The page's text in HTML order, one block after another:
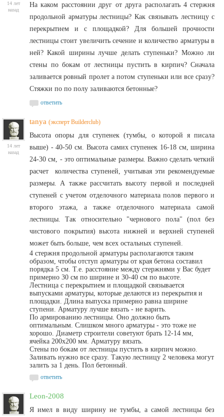
14 лет
назад
На каком расстоянии друг от друга располагать 4 стержня
продольной арматуры лестницы? Как связывать лестницу с
перекрытием и с площадкой? Для большей прочности
лестницы стоит увеличить сечение и количество арматуры в
ней? Какой ширины лучше делать ступеньки? Можно ли
стены по бокам от лестницы пустить в кирпич? Сначала
заливается ровный пролет а потом ступеньки или все сразу?
Стяжки по по полу заливаются бетонные?
ответить
14 лет
назад
tanya (эксперт Builderclub)
Высота опоры для ступенек (тумбы, о которой я писала
выше) - 40-50 см. Высота самих ступенек 16-18 см, ширина
24-30 см, - это оптимальные размеры. Важно сделать четкий
расчет количества ступеней, учитывая эти рекомендуемые
размеры. А также рассчитать высоту первой и последней
ступеней с учетом отделочного материала полов первого и
второго этажа, а также отделочного материала самой
лестницы. Так относительно "чернового пола" (пол без
чистового покрытия) высота нижней и верхней ступеней
может быть больше, чем всех остальных ступеней.
4 стержня продольной арматуры располагаются таким
образом, чтобы отступ арматуры от края бетона составил
порядка 5 см. Т.е. расстояние между стержнями у Вас будет
примерно 30 см по ширине и 30-40 см по высоте.
Лестница с перекрытием и площадкой связывается
выпусками арматуры, которые делаются из перекрытия и
площадки. Длина выпуска примерно равна ширине
ступени. Арматуру лучше вязать - не варить.
По армированию лестницы. Оно должно быть
оптимальным. Слишком много арматуры - это тоже не
хорошо. Диаметр строители советуют брать 12-14 мм,
ячейка 200х200 мм. Арматуру вязать.
Стены по бокам от лестницы пустить в кирпич можно.
Заливать нужно все сразу. Такую лестницу 2 человека могут
залить за 1 день. Пол бетонный.
ответить
Leon-2008
Я имел в виду ширину не тумбы, а самой лестницы без